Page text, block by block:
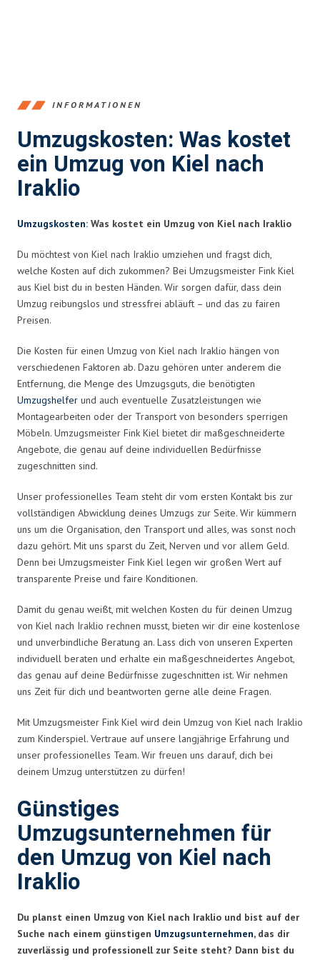
INFORMATIONEN
Umzugskosten: Was kostet
ein Umzug von Kiel nach
Iraklio
Umzugskosten: Was kostet ein Umzug von Kiel nach Iraklio
Du möchtest von Kiel nach Iraklio umziehen und fragst dich,
welche Kosten auf dich zukommen? Bei Umzugsmeister Fink Kiel
aus Kiel bist du in besten Händen. Wir sorgen dafür, dass dein
Umzug reibungslos und stressfrei abläuft – und das zu fairen
Preisen.
Die Kosten für einen Umzug von Kiel nach Iraklio hängen von
verschiedenen Faktoren ab. Dazu gehören unter anderem die
Entfernung, die Menge des Umzugsguts, die benötigten
Umzugshelfer und auch eventuelle Zusatzleistungen wie
Montagearbeiten oder der Transport von besonders sperrigen
Möbeln. Umzugsmeister Fink Kiel bietet dir maßgeschneiderte
Angebote, die genau auf deine individuellen Bedürfnisse
zugeschnitten sind.
Unser professionelles Team steht dir vom ersten Kontakt bis zur
vollständigen Abwicklung deines Umzugs zur Seite. Wir kümmern
uns um die Organisation, den Transport und alles, was sonst noch
dazu gehört. Mit uns sparst du Zeit, Nerven und vor allem Geld.
Denn bei Umzugsmeister Fink Kiel legen wir großen Wert auf
transparente Preise und faire Konditionen.
Damit du genau weißt, mit welchen Kosten du für deinen Umzug
von Kiel nach Iraklio rechnen musst, bieten wir dir eine kostenlose
und unverbindliche Beratung an. Lass dich von unseren Experten
individuell beraten und erhalte ein maßgeschneidertes Angebot,
das genau auf deine Bedürfnisse zugeschnitten ist. Wir nehmen
uns Zeit für dich und beantworten gerne alle deine Fragen.
Mit Umzugsmeister Fink Kiel wird dein Umzug von Kiel nach Iraklio
zum Kinderspiel. Vertraue auf unsere langjährige Erfahrung und
unser professionelles Team. Wir freuen uns darauf, dich bei
deinem Umzug unterstützen zu dürfen!
Günstiges
Umzugsunternehmen für
den Umzug von Kiel nach
Iraklio
Du planst einen Umzug von Kiel nach Iraklio und bist auf der
Suche nach einem günstigen Umzugsunternehmen, das dir
zuverlässig und professionell zur Seite steht? Dann bist du